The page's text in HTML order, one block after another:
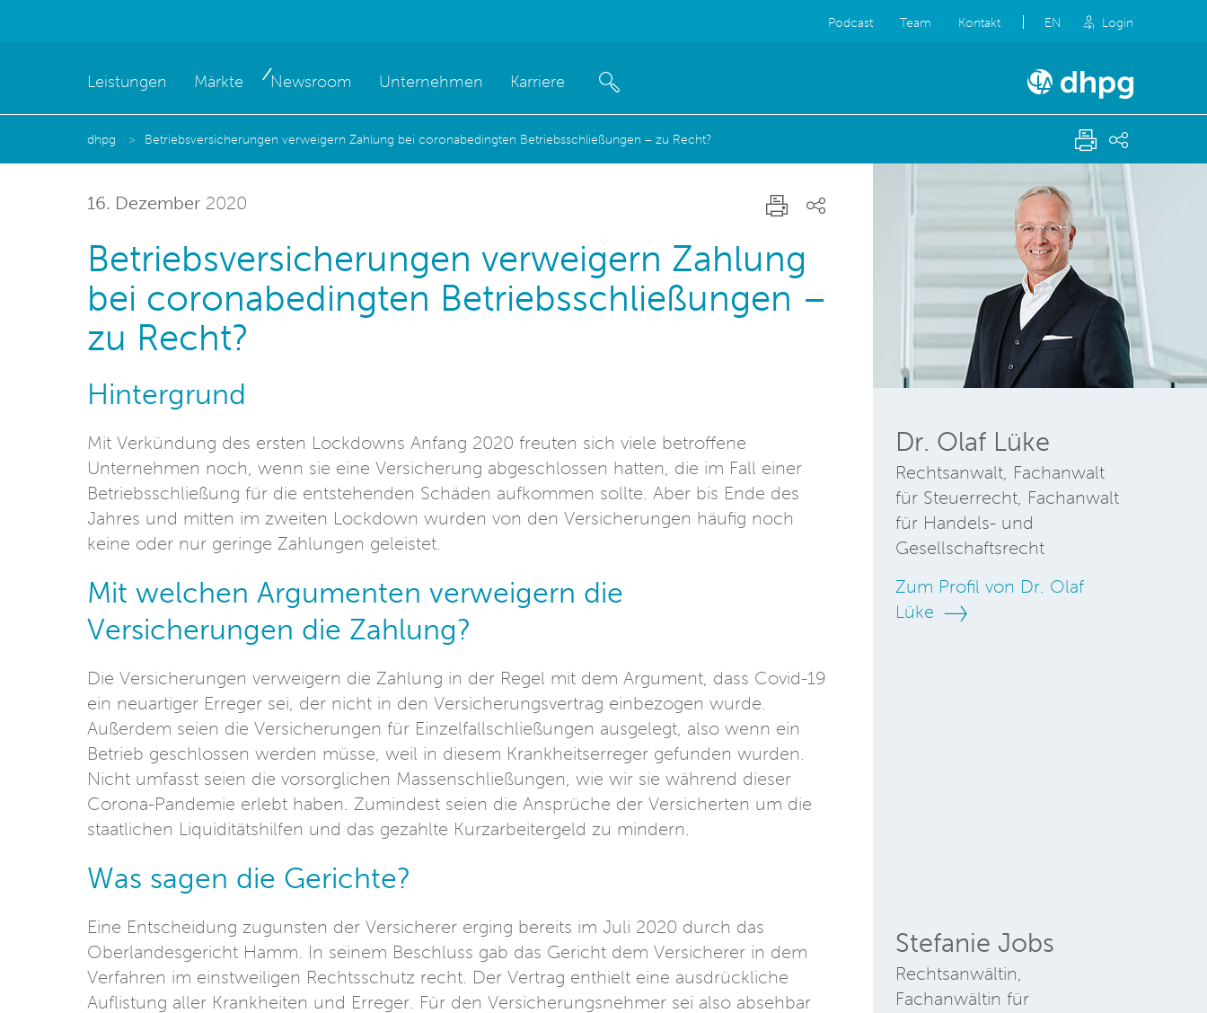
Podcast Team Kontakt EN Login
Leistungen Märkte Newsroom Unternehmen Karriere
dhpg Betriebsversicherungen verweigern Zahlung bei coronabedingten Betriebsschließungen – zu Recht?
16. Dezember 2020
Betriebsversicherungen verweigern Zahlung
bei coronabedingten Betriebsschließungen –
zu Recht?
Hintergrund
Mit Verkündung des ersten Lockdowns Anfang 2020 freuten sich viele betroffene
Unternehmen noch, wenn sie eine Versicherung abgeschlossen hatten, die im Fall einer
Betriebsschließung für die entstehenden Schäden aufkommen sollte. Aber bis Ende des
Jahres und mitten im zweiten Lockdown wurden von den Versicherungen häufig noch
keine oder nur geringe Zahlungen geleistet.
Mit welchen Argumenten verweigern die
Versicherungen die Zahlung?
Die Versicherungen verweigern die Zahlung in der Regel mit dem Argument, dass Covid-19
ein neuartiger Erreger sei, der nicht in den Versicherungsvertrag einbezogen wurde.
Außerdem seien die Versicherungen für Einzelfallschließungen ausgelegt, also wenn ein
Betrieb geschlossen werden müsse, weil in diesem Krankheitserreger gefunden wurden.
Nicht umfasst seien die vorsorglichen Massenschließungen, wie wir sie während dieser
Corona-Pandemie erlebt haben. Zumindest seien die Ansprüche der Versicherten um die
staatlichen Liquiditätshilfen und das gezahlte Kurzarbeitergeld zu mindern.
Was sagen die Gerichte?
Eine Entscheidung zugunsten der Versicherer erging bereits im Juli 2020 durch das
Oberlandesgericht Hamm. In seinem Beschluss gab das Gericht dem Versicherer in dem
Verfahren im einstweiligen Rechtsschutz recht. Der Vertrag enthielt eine ausdrückliche
Auflistung aller Krankheiten und Erreger. Für den Versicherungsnehmer sei also absehbar
Dr. Olaf Lüke
Rechtsanwalt, Fachanwalt
für Steuerrecht, Fachanwalt
für Handels- und
Gesellschaftsrecht
Zum Profil von Dr. Olaf
Lüke
Stefanie Jobs
Rechtsanwältin,
Fachanwältin für